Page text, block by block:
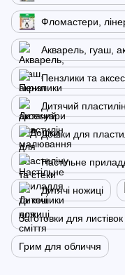
Фломастери,
Акварель, гуаш,
Пензлики та
Дитячий пластилін
Дошки для
Настільне
Дитячі ножиці
Заготовки для
Грим для обличчя